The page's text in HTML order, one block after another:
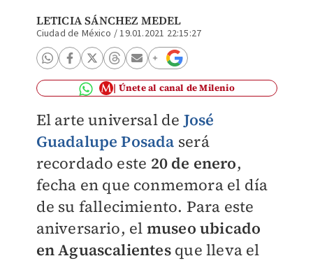
LETICIA SÁNCHEZ MEDEL
Ciudad de México /19.01.2021 22:15:27
Únete al canal de Milenio
El arte universal de José
Guadalupe Posada será
recordado este 20 de enero,
fecha en que conmemora el día
de su fallecimiento. Para este
aniversario, el museo ubicado
en Aguascalientesque lleva el